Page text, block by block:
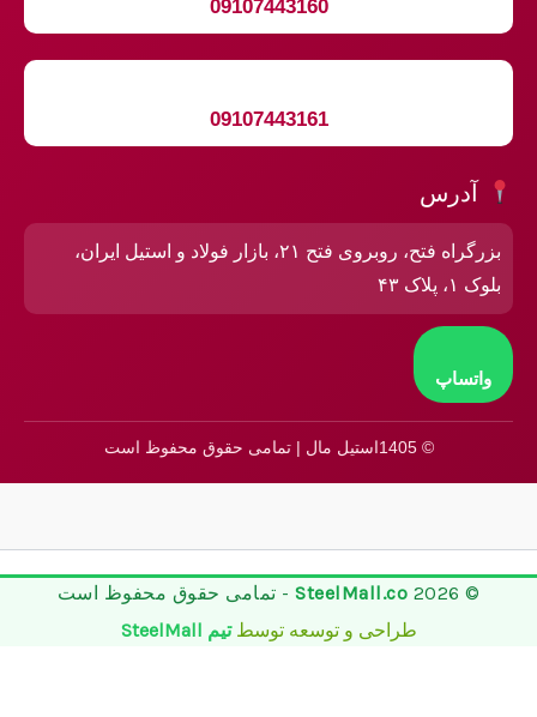
09107443160
09107443161
آدرس
بزرگراه فتح، روبروی فتح ۲۱، بازار فولاد و استیل ایران،
بلوک ۱، پلاک ۴۳
واتساپ
© 1405استیل مال | تمامی حقوق محفوظ است
© 2026
SteelMall.co - تمامی حقوق محفوظ است
طراحی و توسعه توسطتیم SteelMall